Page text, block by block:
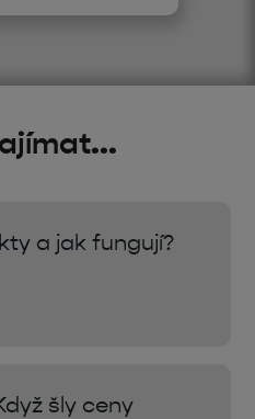
a jak fungují?
šly ceny